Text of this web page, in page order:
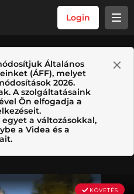
Login
Általános
(ÁFF), melyet
2026.
A szolgáltatásaink
Ön elfogadja a
a változásokkal,
a Videa és a